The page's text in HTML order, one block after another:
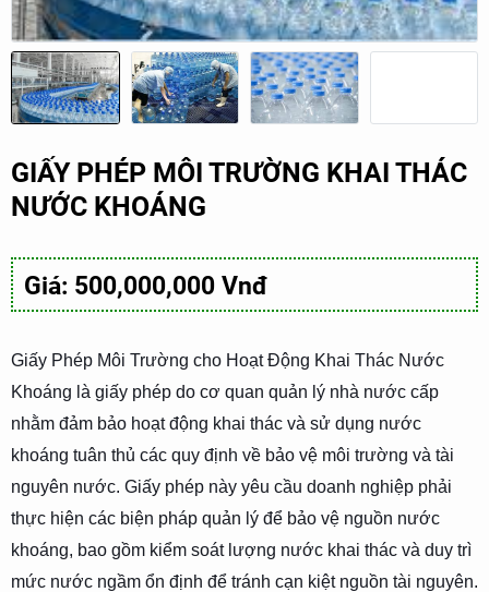
GIẤY PHÉP MÔI TRƯỜNG KHAI THÁC
NƯỚC KHOÁNG
Giá: 500,000,000 Vnđ
Giấy Phép Môi Trường cho Hoạt Động Khai Thác Nước
Khoáng là giấy phép do cơ quan quản lý nhà nước cấp
nhằm đảm bảo hoạt động khai thác và sử dụng nước
khoáng tuân thủ các quy định về bảo vệ môi trường và tài
nguyên nước. Giấy phép này yêu cầu doanh nghiệp phải
thực hiện các biện pháp quản lý để bảo vệ nguồn nước
khoáng, bao gồm kiểm soát lượng nước khai thác và duy trì
mức nước ngầm ổn định để tránh cạn kiệt nguồn tài nguyên.